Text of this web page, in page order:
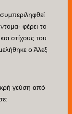
φέρει το
στίχους του
ο Άλεξ
γεύση από